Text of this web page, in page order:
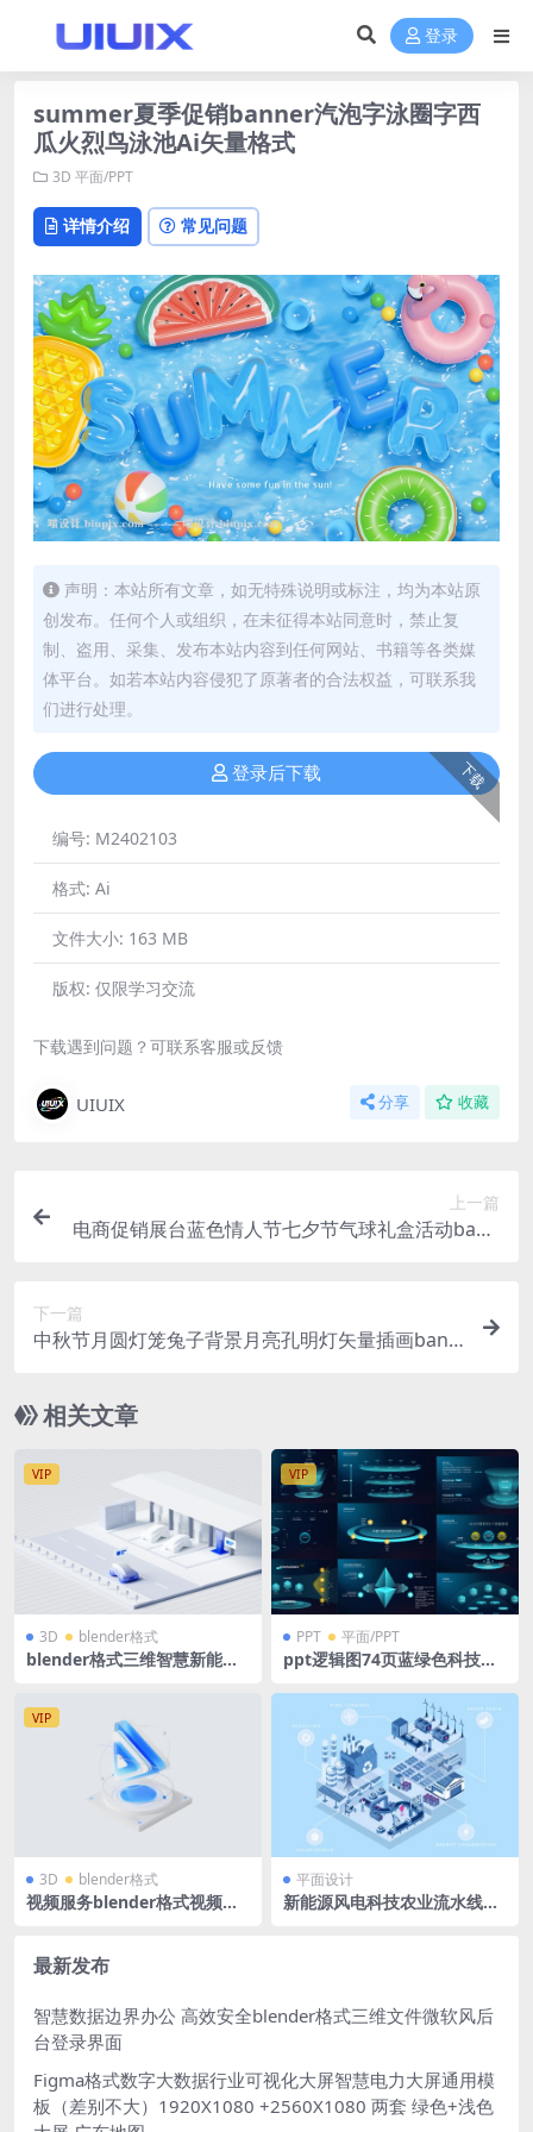
登录
summer夏季促销banner汽泡字泳圈字西
瓜火烈鸟泳池Ai矢量格式
3D 平面/PPT
详情介绍 常见问题
声明：本站所有文章，如无特殊说明或标注，均为本站原
创发布。任何个人或组织，在未征得本站同意时，禁止复
制、盗用、采集、发布本站内容到任何网站、书籍等各类媒
体平台。如若本站内容侵犯了原著者的合法权益，可联系我
们进行处理。
下载
登录后下载
编号: M2402103
格式: Ai
文件大小: 163 MB
版权: 仅限学习交流
下载遇到问题？可联系客服或反馈
UIUIX 分享 收藏
上一篇
电商促销展台蓝色情人节七夕节气球礼盒活动bann
下一篇
中秋节月圆灯笼兔子背景月亮孔明灯矢量插画bann
相关文章
VIP
3D blender格式
blender格式三维智慧新能源
VIP
PPT 平面/PPT
ppt逻辑图74页蓝绿色科技感
T模版
VIP
3D blender格式
视频服务blender格式视频播
平面设计
新能源风电科技农业流水线立
最新发布
智慧数据边界办公 高效安全blender格式三维文件微软风后
台登录界面
Figma格式数字大数据行业可视化大屏智慧电力大屏通用模
板（差别不大）1920X1080 +2560X1080 两套 绿色+浅色